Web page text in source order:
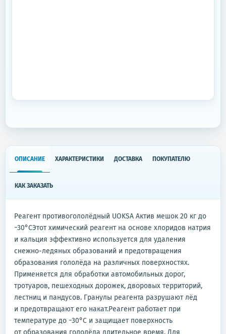
ОПИСАНИЕ ХАРАКТЕРИСТИКИ ДОСТАВКА ПОКУПАТЕЛЮ
КАК ЗАКАЗАТЬ
Реагент противогололёдный UOKSA Актив мешок 20 кг до
−30°СЭтот химический реагент на основе хлоридов натрия
и кальция эффективно используется для удаления
снежно-ледяных образований и предотвращения
образования гололёда на различных поверхностях.
Применяется для обработки автомобильных дорог,
тротуаров, пешеходных дорожек, дворовых территорий,
лестниц и пандусов. Гранулы реагента разрушают лёд
и предотвращают его накат.Реагент работает при
температуре до −30°C и защищает поверхность
от образования гололёда длительное время. Для